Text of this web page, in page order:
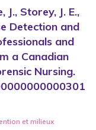
Storey, J. E.,
Detection and
and
a Canadian
Nursing.
et milieux